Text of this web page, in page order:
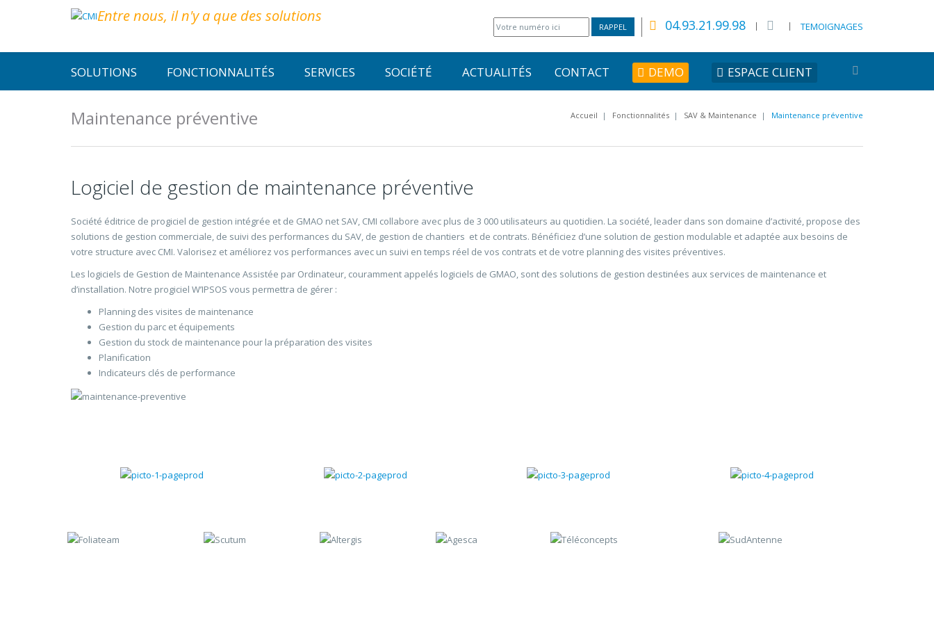
Entre nous, il n'y a que des solutions
RAPPEL 04.93.21.99.98 TEMOIGNAGES
SOLUTIONS FONCTIONNALITÉS SERVICES SOCIÉTÉ ACTUALITÉS CONTACT DEMO ESPACE CLIENT
Maintenance préventive Accueil | Fonctionnalités | SAV & Maintenance | Maintenance préventive
Logiciel de gestion de maintenance préventive
Société éditrice de progiciel de gestion intégrée et de GMAO net SAV, CMI collabore avec plus de 3 000 utilisateurs au quotidien. La société, leader dans son domaine d’activité, propose des
solutions de gestion commerciale, de suivi des performances du SAV, de gestion de chantiers et de contrats. Bénéficiez d’une solution de gestion modulable et adaptée aux besoins de
votre structure avec CMI. Valorisez et améliorez vos performances avec un suivi en temps réel de vos contrats et de votre planning des visites préventives.
Les logiciels de Gestion de Maintenance Assistée par Ordinateur, couramment appelés logiciels de GMAO, sont des solutions de gestion destinées aux services de maintenance et
d’installation. Notre progiciel W’IPSOS vous permettra de gérer :
Planning des visites de maintenance
Gestion du parc et équipements
Gestion du stock de maintenance pour la préparation des visites
Planification
Indicateurs clés de performance